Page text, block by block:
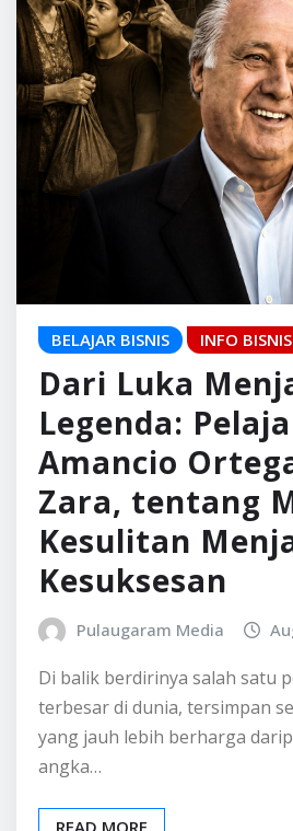
BELAJAR BISNIS INFO BISNIS
Dari Luka
Legenda:
Amancio
Zara, tentang
Kesulitan
Kesuksesan
Pulaugaram Media
Di balik berdirinya salah satu
terbesar di dunia, tersimpan